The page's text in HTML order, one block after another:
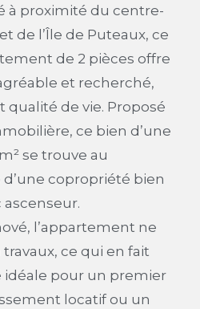
à proximité du centre-
de l’Île de Puteaux, ce
de 2 pièces offre
et recherché,
qualité de vie. Proposé
ce bien d’une
se trouve au
copropriété bien
l’appartement ne
ce qui en fait
pour un premier
locatif ou un